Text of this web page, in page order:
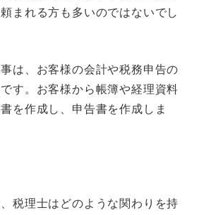
まれる方も多いのではないでし
は、お客様の会計や税務申告の
す。お客様から帳簿や経理資料
を作成し、申告書を作成しま
税理士はどのような関わりを持